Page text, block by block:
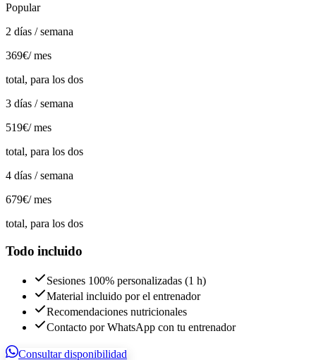
Popular
2 días / semana
369€/ mes
total, para los dos
3 días / semana
519€/ mes
total, para los dos
4 días / semana
679€/ mes
total, para los dos
Todo incluido
Sesiones 100% personalizadas (1 h)
Material incluido por el entrenador
Recomendaciones nutricionales
Contacto por WhatsApp con tu entrenador
Consultar disponibilidad